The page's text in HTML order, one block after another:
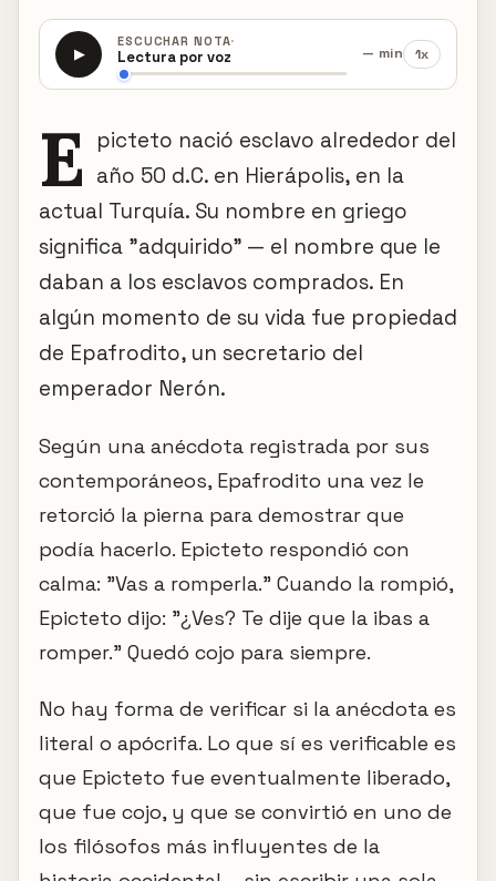
▶
ESCUCHAR NOTA·
Lectura por voz
— min 1x
E picteto nació esclavo alrededor del
año 50 d.C. en Hierápolis, en la
actual Turquía. Su nombre en griego
significa "adquirido" — el nombre que le
daban a los esclavos comprados. En
algún momento de su vida fue propiedad
de Epafrodito, un secretario del
emperador Nerón.
Según una anécdota registrada por sus
contemporáneos, Epafrodito una vez le
retorció la pierna para demostrar que
podía hacerlo. Epicteto respondió con
calma: "Vas a romperla." Cuando la rompió,
Epicteto dijo: "¿Ves? Te dije que la ibas a
romper." Quedó cojo para siempre.
No hay forma de verificar si la anécdota es
literal o apócrifa. Lo que sí es verificable es
que Epicteto fue eventualmente liberado,
que fue cojo, y que se convirtió en uno de
los filósofos más influyentes de la